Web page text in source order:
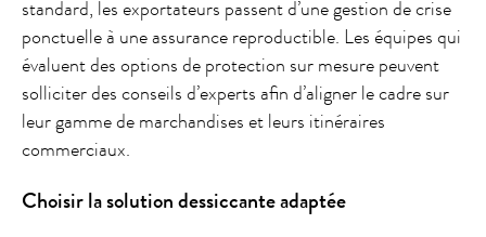
standard, les exportateurs passent d’une gestion de crise
ponctuelle à une assurance reproductible. Les équipes qui
évaluent des options de protection sur mesure peuvent
solliciter des conseils d’experts afin d’aligner le cadre sur
leur gamme de marchandises et leurs itinéraires
commerciaux.
Choisir la solution dessiccante adaptée